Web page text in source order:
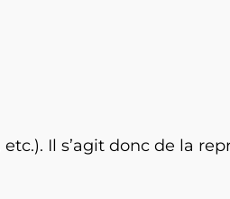
Il s’agit donc de la